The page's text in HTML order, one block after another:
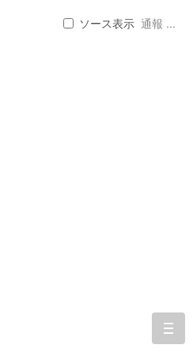
ソース表示 通報 ...